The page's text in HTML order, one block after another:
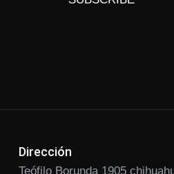
Dirección
Teófilo Borunda 1905